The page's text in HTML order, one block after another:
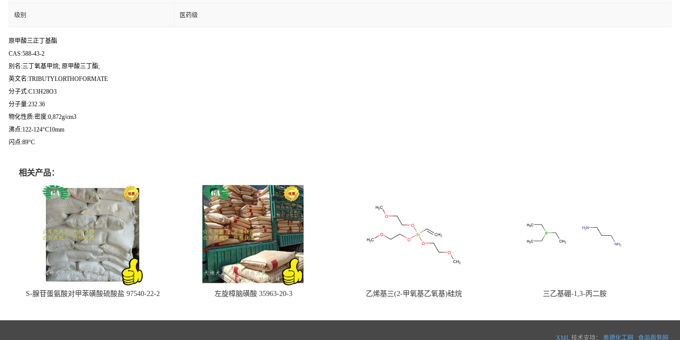
级别 医药级
原甲酸三正丁基酯
CAS:588-43-2
别名:三丁氧基甲烷; 原甲酸三丁酯;
英文名:TRIBUTYLORTHOFORMATE
分子式:C13H28O3
分子量:232.36
物化性质:密度:0,872g/cm3
沸点:122-124°C10mm
闪点:89°C
相关产品：
S-腺苷蛋氨酸对甲苯磺酸硫酸盐 97540-22-2 左旋樟脑磺酸 35963-20-3 乙烯基三(2-甲氧基乙氧基)硅烷 三乙基硼-1,3-丙二胺
XML 技术支持： 盖德化工网 食品商务网